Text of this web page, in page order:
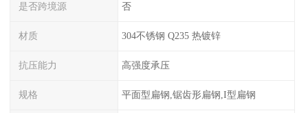
是否跨境源 否
材质 304不锈钢 Q235 热镀锌
抗压能力 高强度承压
规格 平面型扁钢,锯齿形扁钢,I型扁钢